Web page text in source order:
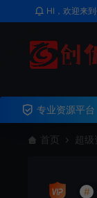
HI，欢迎来到
专业资源平台
首页 超级
#